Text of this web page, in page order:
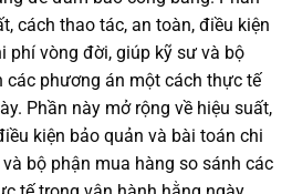
cách thao tác, an toàn, điều kiện
phí vòng đời, giúp kỹ sư và bộ
các phương án một cách thực tế
Phần này mở rộng về hiệu suất,
kiện bảo quản và bài toán chi
bộ phận mua hàng so sánh các